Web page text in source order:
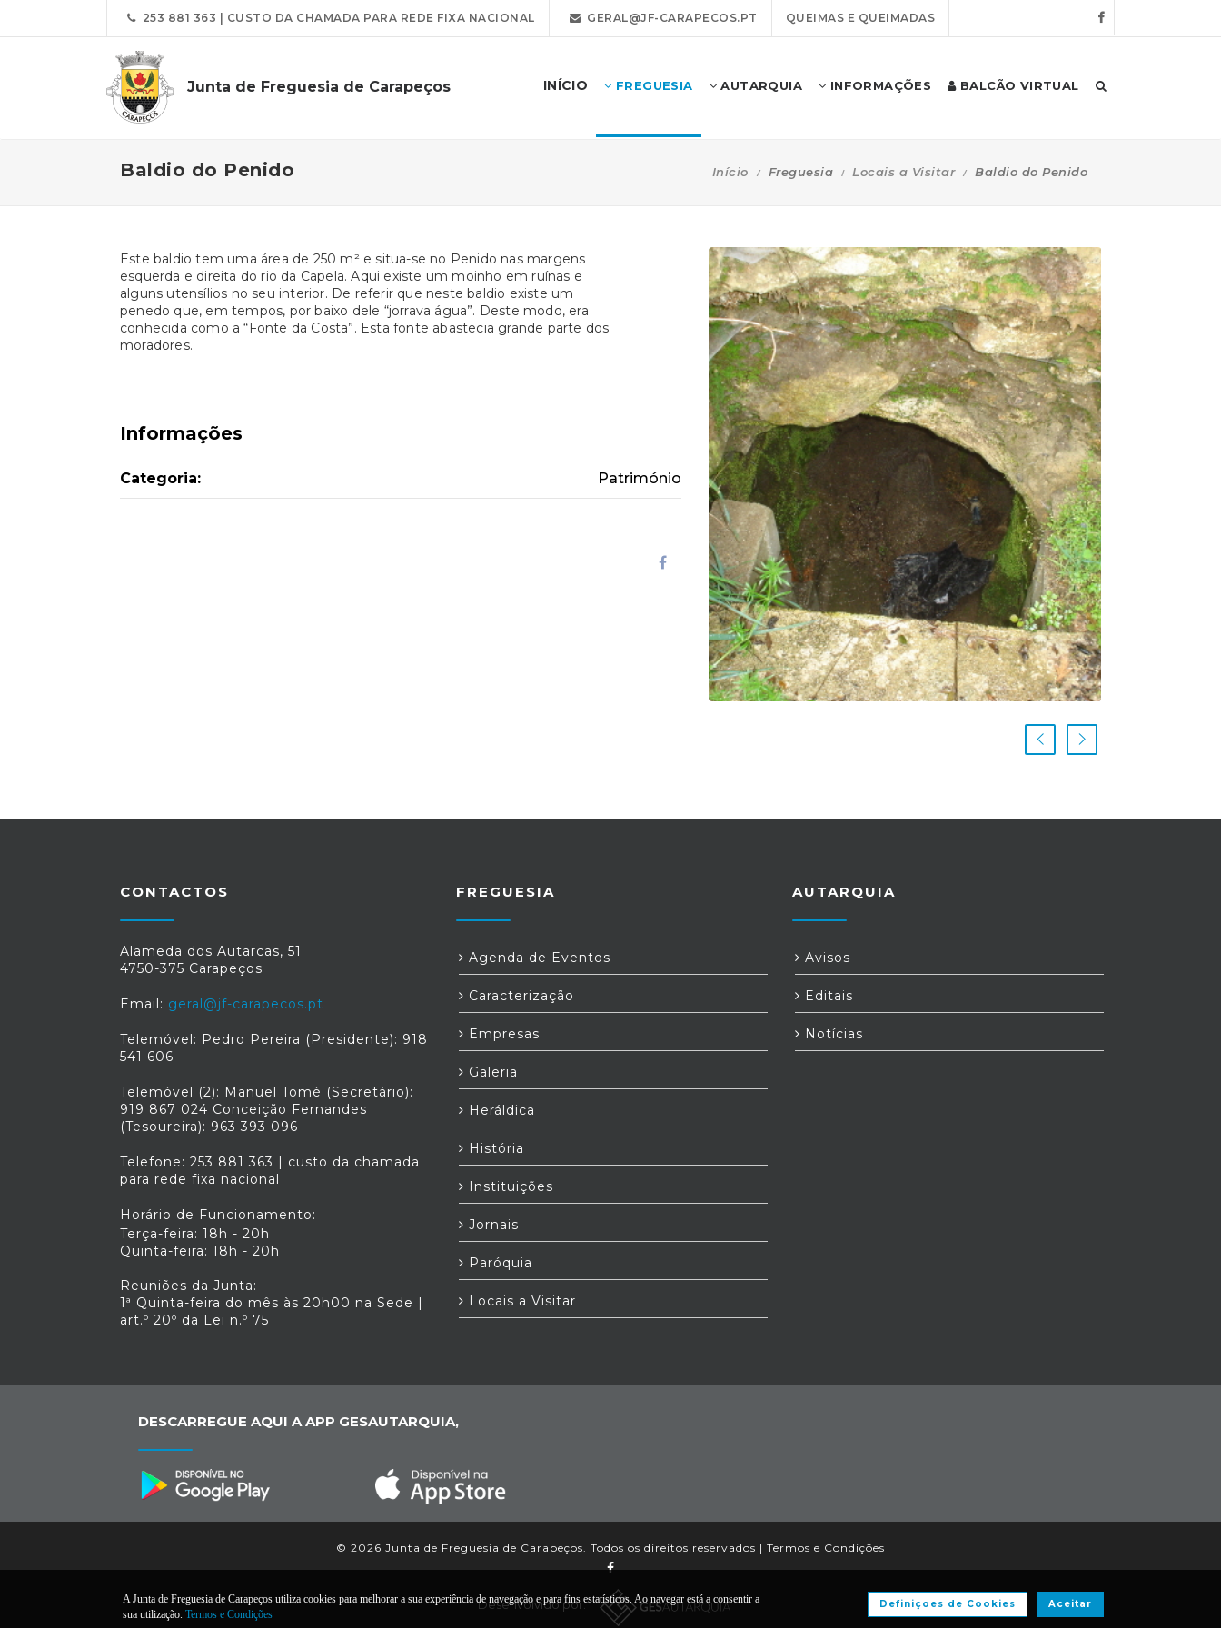
253 881 363 | CUSTO DA CHAMADA PARA REDE FIXA NACIONAL GERAL@JF-CARAPECOS.PT QUEIMAS E QUEIMADAS
Junta de Freguesia de Carapeços INÍCIO FREGUESIA AUTARQUIA INFORMAÇÕES BALCÃO VIRTUAL
Baldio do Penido Início Freguesia Locais a Visitar Baldio do Penido
Este baldio tem uma área de 250 m² e situa-se no Penido nas margens
esquerda e direita do rio da Capela. Aqui existe um moinho em ruínas e
alguns utensílios no seu interior. De referir que neste baldio existe um
penedo que, em tempos, por baixo dele “jorrava água”. Deste modo, era
conhecida como a “Fonte da Costa”. Esta fonte abastecia grande parte dos
moradores.
Informações
Categoria: Património
CONTACTOS
Alameda dos Autarcas, 51
4750-375 Carapeços
Email: geral@jf-carapecos.pt
Telemóvel: Pedro Pereira (Presidente): 918
541 606
Telemóvel (2): Manuel Tomé (Secretário):
919 867 024 Conceição Fernandes
(Tesoureira): 963 393 096
Telefone: 253 881 363 | custo da chamada
para rede fixa nacional
Horário de Funcionamento:
Terça-feira: 18h - 20h
Quinta-feira: 18h - 20h
Reuniões da Junta:
1ª Quinta-feira do mês às 20h00 na Sede |
art.º 20º da Lei n.º 75
FREGUESIA
Agenda de Eventos
Caracterização
Empresas
Galeria
Heráldica
História
Instituições
Jornais
Paróquia
Locais a Visitar
AUTARQUIA
Avisos
Editais
Notícias
DESCARREGUE AQUI A APP GESAUTARQUIA,
© 2026 Junta de Freguesia de Carapeços. Todos os direitos reservados | Termos e Condições
Desenvolvido por:
A Junta de Freguesia de Carapeços utiliza cookies para melhorar a sua experiência de navegação e para fins estatísticos. Ao navegar está a consentir a
sua utilização. Termos e Condições
Aceitar
Definiçoes de Cookies